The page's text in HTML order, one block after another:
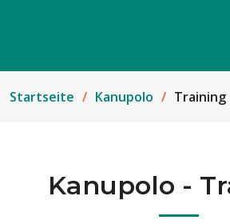
Startseite Kanupolo Training
Kanupolo -